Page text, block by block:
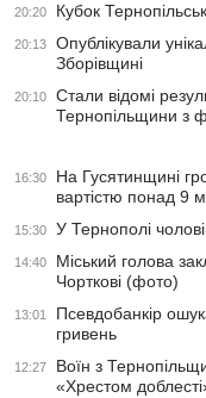
20:20 Кубок
20:13
Опублікували
Зборівщині
20:10
Стали відомі
Тернопільщини з
16:30
На Гусятинщині
вартістю понад 9
15:30 У Тернополі
14:40
Міський голова
Чорткові (фото)
13:01
Псевдобанкір
гривень
12:27
Воїн з
«Хрестом